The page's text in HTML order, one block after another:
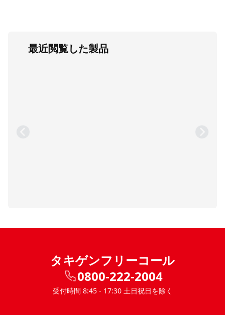
最近閲覧した製品
タキゲンフリーコール
0800-222-2004
受付時間 8:45 - 17:30 土日祝日を除く